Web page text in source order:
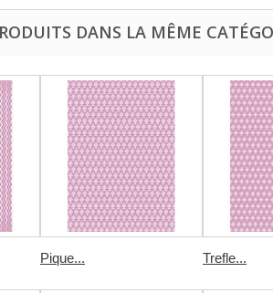
DANS LA MÊME
Pique... Trefle...